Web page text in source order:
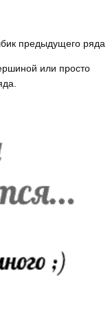
предыдущего ряда
или просто